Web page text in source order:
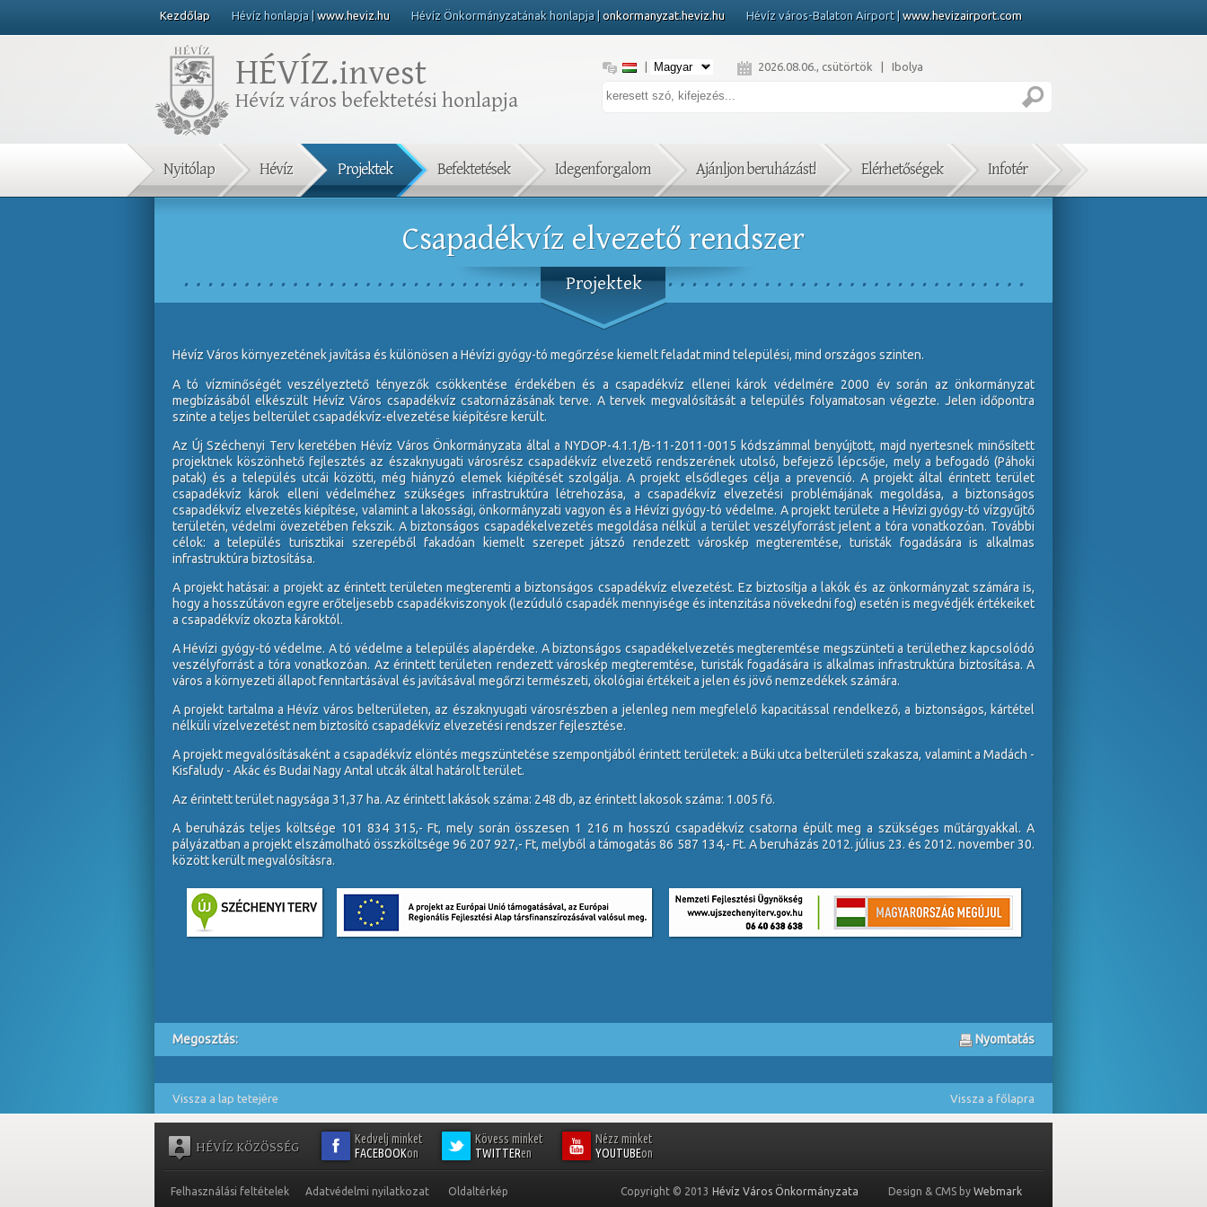
2026.08.06., csütörtök | Ibolya
Kezdőlap Hévíz honlapja | www.heviz.hu Hévíz Önkormányzatának honlapja | onkormanyzat.heviz.hu Hévíz város-Balaton Airport | www.hevizairport.com
HÉVÍZ.invest
Hévíz város befektetési honlapja
Nyitólap Hévíz Projektek Befektetések Idegenforgalom Ajánljon beruházást! Elérhetőségek Infotér
Csapadékvíz elvezető rendszer
Projektek
Hévíz Város környezetének javítása és különösen a Hévízi gyógy-tó megőrzése kiemelt feladat mind települési, mind országos szinten.
A tó vízminőségét veszélyeztető tényezők csökkentése érdekében és a csapadékvíz ellenei károk védelmére 2000 év során az önkormányzat
megbízásából elkészült Hévíz Város csapadékvíz csatornázásának terve. A tervek megvalósítását a település folyamatosan végezte. Jelen időpontra
szinte a teljes belterület csapadékvíz-elvezetése kiépítésre került.
Az Új Széchenyi Terv keretében Hévíz Város Önkormányzata által a NYDOP-4.1.1/B-11-2011-0015 kódszámmal benyújtott, majd nyertesnek minősített
projektnek köszönhető fejlesztés az északnyugati városrész csapadékvíz elvezető rendszerének utolsó, befejező lépcsője, mely a befogadó (Páhoki
patak) és a település utcái közötti, még hiányzó elemek kiépítését szolgálja. A projekt elsődleges célja a prevenció. A projekt által érintett terület
csapadékvíz károk elleni védelméhez szükséges infrastruktúra létrehozása, a csapadékvíz elvezetési problémájának megoldása, a biztonságos
csapadékvíz elvezetés kiépítése, valamint a lakossági, önkormányzati vagyon és a Hévízi gyógy-tó védelme. A projekt területe a Hévízi gyógy-tó vízgyűjtő
területén, védelmi övezetében fekszik. A biztonságos csapadékelvezetés megoldása nélkül a terület veszélyforrást jelent a tóra vonatkozóan. További
célok: a település turisztikai szerepéből fakadóan kiemelt szerepet játszó rendezett városkép megteremtése, turisták fogadására is alkalmas
infrastruktúra biztosítása.
A projekt hatásai: a projekt az érintett területen megteremti a biztonságos csapadékvíz elvezetést. Ez biztosítja a lakók és az önkormányzat számára is,
hogy a hosszútávon egyre erőteljesebb csapadékviszonyok (lezúduló csapadék mennyisége és intenzitása növekedni fog) esetén is megvédjék értékeiket
a csapadékvíz okozta károktól.
A Hévízi gyógy-tó védelme. A tó védelme a település alapérdeke. A biztonságos csapadékelvezetés megteremtése megszünteti a területhez kapcsolódó
veszélyforrást a tóra vonatkozóan. Az érintett területen rendezett városkép megteremtése, turisták fogadására is alkalmas infrastruktúra biztosítása. A
város a környezeti állapot fenntartásával és javításával megőrzi természeti, ökológiai értékeit a jelen és jövő nemzedékek számára.
A projekt tartalma a Hévíz város belterületen, az északnyugati városrészben a jelenleg nem megfelelő kapacitással rendelkező, a biztonságos, kártétel
nélküli vízelvezetést nem biztosító csapadékvíz elvezetési rendszer fejlesztése.
A projekt megvalósításaként a csapadékvíz elöntés megszüntetése szempontjából érintett területek: a Büki utca belterületi szakasza, valamint a Madách -
Kisfaludy - Akác és Budai Nagy Antal utcák által határolt terület.
Az érintett terület nagysága 31,37 ha. Az érintett lakások száma: 248 db, az érintett lakosok száma: 1.005 fő.
A beruházás teljes költsége 101 834 315,- Ft, mely során összesen 1 216 m hosszú csapadékvíz csatorna épült meg a szükséges műtárgyakkal. A
pályázatban a projekt elszámolható összköltsége 96 207 927,- Ft, melyből a támogatás 86 587 134,- Ft. A beruházás 2012. július 23. és 2012. november 30.
között került megvalósításra.
Megosztás: Nyomtatás
Vissza a lap tetejére Vissza a főlapra
HÉVÍZ KÖZÖSSÉG
Kedvelj minket
FACEBOOKon
Kövess minket
TWITTERen
Nézz minket
YOUTUBEon
Felhasználási feltételek Adatvédelmi nyilatkozat Oldaltérkép Copyright © 2013 Hévíz Város Önkormányzata Design & CMS by Webmark